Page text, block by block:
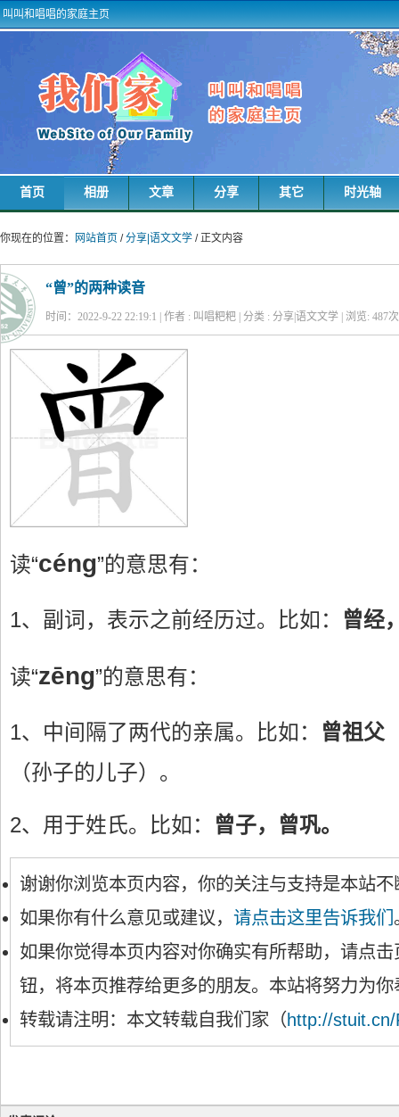
叫叫和唱唱的家庭主页
首页 相册 文章 分享 其它 时光轴
你现在的位置： 网站首页 /分享|语文文学 / 正文内容
“曾”的两种读音
时间：2022-9-22 22:19:1 | 作者 : 叫唱粑粑 | 分类 : 分享|语文文学 | 浏览: 487
读“céng”的意思有：
1、副词，表示之前经历过。比如： 曾经
读“zēng”的意思有：
1、中间隔了两代的亲属。比如： 曾祖父
（孙子的儿子）。
2、用于姓氏。比如： 曾子，曾巩。
谢谢你浏览本页内容，你的关注与支持是本站
如果你有什么意见或建议， 请点击这里告诉我们
如果你觉得本页内容对你确实有所帮助，请点
钮，将本页推荐给更多的朋友。本站将努力为
转载请注明：本文转载自我们家（ http://